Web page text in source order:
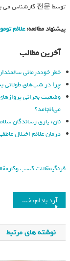
توسط 전문 کارشناس می باشد.
پیشنهاد مطالعه:علائم
آخرین مطالب
خطر خوددرمانی
چرا در شب‌های طولانی
وضعیت بحرانی
می‌انجامد؟
نان، یاری رساندگان
درمان علائم اختلال
فرنگیمقالات کسب وکار
آرد بادام: خواص، فواید و کاربردهای یک غذای مغذی
نوشته های مرتبط